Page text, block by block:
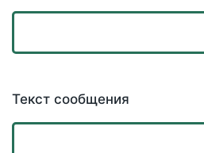
Текст сообщения